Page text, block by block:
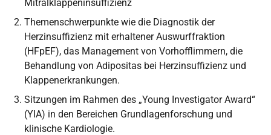
Mitralklappeninsuffizienz
Themenschwerpunkte wie die Diagnostik der
Herzinsuffizienz mit erhaltener Auswurffraktion
(HFpEF), das Management von Vorhofflimmern, die
Behandlung von Adipositas bei Herzinsuffizienz und
Klappenerkrankungen.
Sitzungen im Rahmen des „Young Investigator Award“
(YIA) in den Bereichen Grundlagenforschung und
klinische Kardiologie.